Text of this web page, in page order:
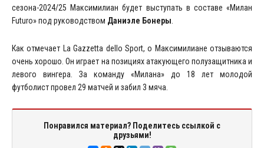
сезона-2024/25 Максимилиан будет выступать в составе «Милан
Futuro» под руководством Даниэле Бонеры
Как отмечает La Gazzetta dello Sport, о Максимилиане отзываются
очень хорошо. Он играет на позициях атакующего полузащитника и
левого вингера. За команду «Милана» до 18 лет молодой
футболист провел 29 матчей и забил 3 мяча.
Понравился материал? Поделитесь ссылкой с
друзьями!